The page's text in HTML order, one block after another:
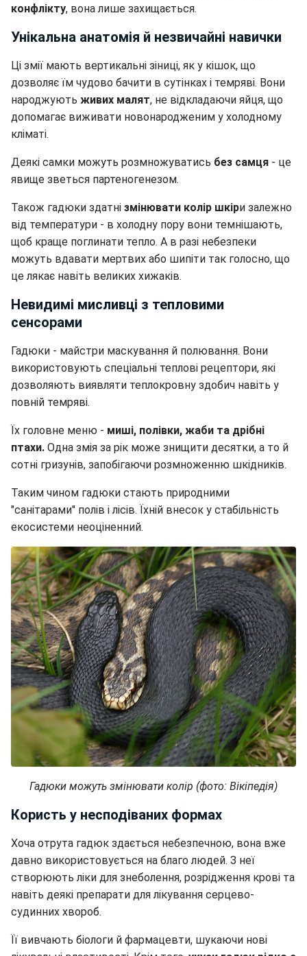
конфлікту, вона лише захищається.
Унікальна анатомія й незвичайні навички
Ці змії мають вертикальні зіниці, як у кішок, що
дозволяє їм чудово бачити в сутінках і темряві. Вони
народжують живих малят, не відкладаючи яйця, що
допомагає виживати новонародженим у холодному
кліматі.
Деякі самки можуть розмножуватись без самця - це
явище зветься партеногенезом.
Також гадюки здатні змінювати колір шкіри залежно
від температури - в холодну пору вони темнішають,
щоб краще поглинати тепло. А в разі небезпеки
можуть вдавати мертвих або шипіти так голосно, що
це лякає навіть великих хижаків.
Невидимі мисливці з тепловими
сенсорами
Гадюки - майстри маскування й полювання. Вони
використовують спеціальні теплові рецептори, які
дозволяють виявляти теплокровну здобич навіть у
повній темряві.
Їх головне меню - миші, полівки, жаби та дрібні
птахи. Одна змія за рік може знищити десятки, а то й
сотні гризунів, запобігаючи розмноженню шкідників.
Таким чином гадюки стають природними
"санітарами" полів і лісів. Їхній внесок у стабільність
екосистеми неоціненний.
Гадюки можуть змінювати колір (фото: Вікіпедія)
Користь у несподіваних формах
Хоча отрута гадюк здається небезпечною, вона вже
давно використовується на благо людей. З неї
створюють ліки для знеболення, розрідження крові та
навіть деякі препарати для лікування серцево-
судинних хвороб.
Її вивчають біологи й фармацевти, шукаючи нові